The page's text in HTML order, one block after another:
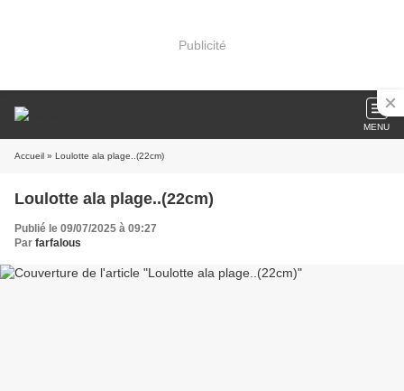
Publicité
MENU
Accueil » Loulotte ala plage..(22cm)
Loulotte ala plage..(22cm)
Publié le 09/07/2025 à 09:27
Par farfalous